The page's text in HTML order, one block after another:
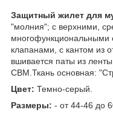
Защитный жилет для
"молния"; с верхними,
клапанами, с кантом из
вшивается паты из
СВМ.Ткань основная:
Цвет: Темно-серый.
Размеры: - от 44-46 до